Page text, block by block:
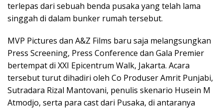
terlepas dari sebuah benda pusaka yang telah lama
singgah di dalam bunker rumah tersebut.
MVP Pictures dan A&Z Films baru saja melangsungkan
Press Screening, Press Conference dan Gala Premier
bertempat di XXI Epicentrum Walk, Jakarta. Acara
tersebut turut dihadiri oleh Co Produser Amrit Punjabi,
Sutradara Rizal Mantovani, penulis skenario Husein M
Atmodjo, serta para cast dari Pusaka, di antaranya